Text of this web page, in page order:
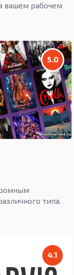
вашем рабочем
5.0
типа.
4.1